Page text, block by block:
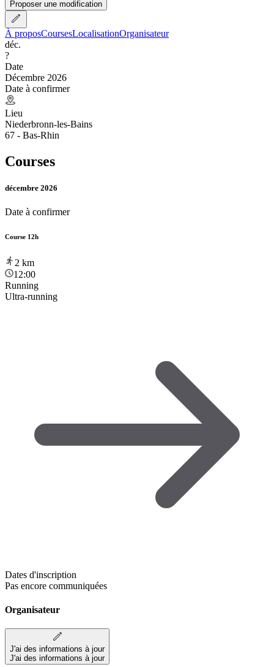
Proposer une modification
À proposCoursesLocalisationOrganisateur
déc.
?
Date
Décembre 2026
Date à confirmer
Lieu
Niederbronn-les-Bains
67 - Bas-Rhin
Courses
décembre 2026
Date à confirmer
Course 12h
2 km
12:00
Running
Ultra-running
Dates d'inscription
Pas encore communiquées
Organisateur
J'ai des informations à jour
J'ai des informations à jour